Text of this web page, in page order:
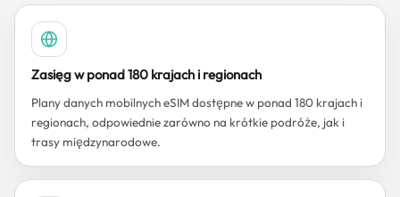
Zasięg w ponad 180 krajach i regionach
Plany danych mobilnych eSIM dostępne w ponad 180 krajach i
regionach, odpowiednie zarówno na krótkie podróże, jak i
trasy międzynarodowe.